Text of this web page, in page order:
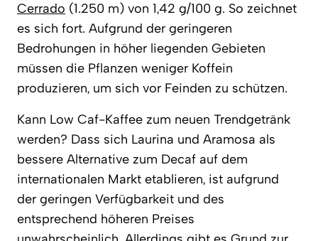
Cerrado (1.250 m) von 1,42 g/100 g. So zeichnet
es sich fort. Aufgrund der geringeren
Bedrohungen in höher liegenden Gebieten
müssen die Pflanzen weniger Koffein
produzieren, um sich vor Feinden zu schützen.
Kann Low Caf-Kaffee zum neuen Trendgetränk
werden? Dass sich Laurina und Aramosa als
bessere Alternative zum Decaf auf dem
internationalen Markt etablieren, ist aufgrund
der geringen Verfügbarkeit und des
entsprechend höheren Preises